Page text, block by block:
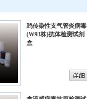
鸡传染性支气管炎病毒
(W93株)抗体检测试剂
盒